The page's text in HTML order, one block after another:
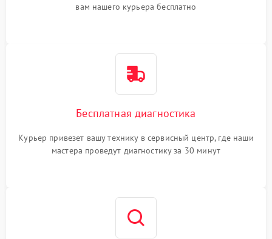
вам нашего курьера бесплатно
Бесплатная диагностика
Курьер привезет вашу технику в сервисный центр, где наши
мастера проведут диагностику за 30 минут